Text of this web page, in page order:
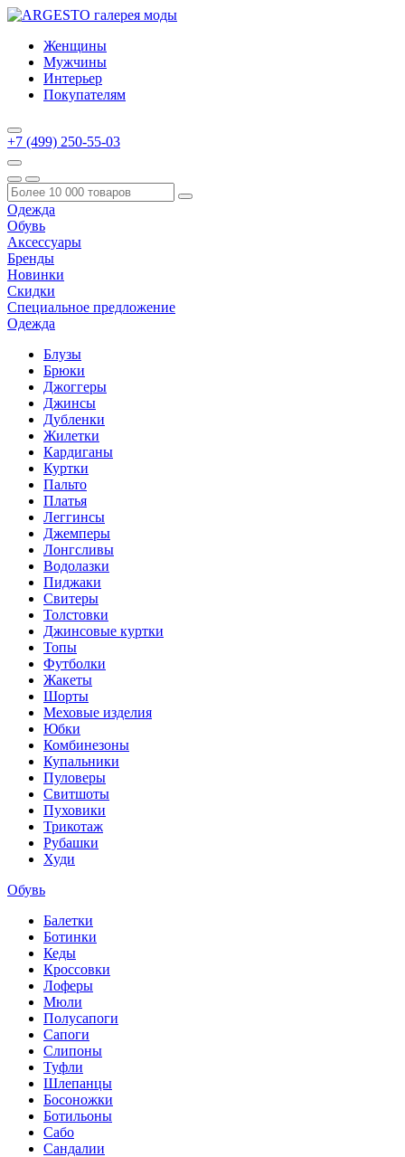
Женщины
Мужчины
Интерьер
Покупателям
+7 (499) 250-55-03
Одежда
Обувь
Аксессуары
Бренды
Новинки
Скидки
Специальное предложение
Одежда
Блузы
Брюки
Джоггеры
Джинсы
Дубленки
Жилетки
Кардиганы
Куртки
Пальто
Платья
Леггинсы
Джемперы
Лонгсливы
Водолазки
Пиджаки
Свитеры
Толстовки
Джинсовые куртки
Топы
Футболки
Жакеты
Шорты
Меховые изделия
Юбки
Комбинезоны
Купальники
Пуловеры
Свитшоты
Пуховики
Трикотаж
Рубашки
Худи
Обувь
Балетки
Ботинки
Кеды
Кроссовки
Лоферы
Мюли
Полусапоги
Сапоги
Слипоны
Туфли
Шлепанцы
Босоножки
Ботильоны
Сабо
Сандалии